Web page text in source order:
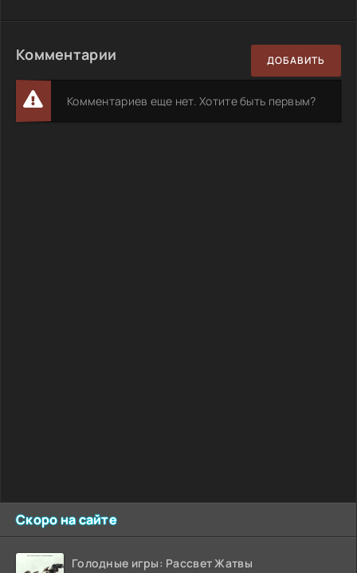
Скоро на сайте
Голодные игры: Рассвет Жатвы
Комментарии ДОБАВИТЬ
Комментариев еще нет. Хотите быть первым?